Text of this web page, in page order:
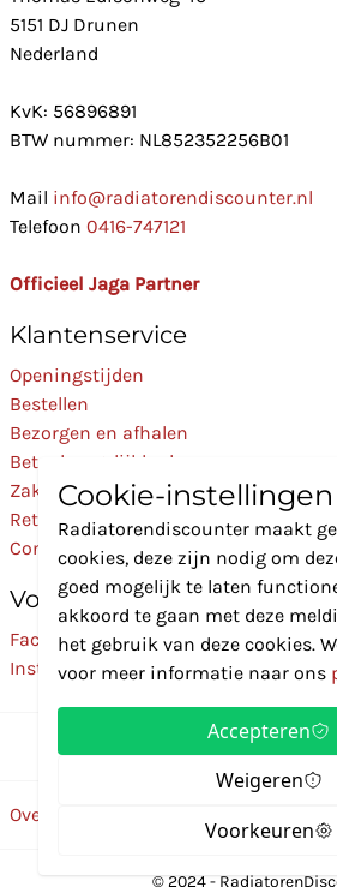
5151 DJ Drunen
Nederland
KvK: 56896891
BTW nummer: NL852352256B01
Mail info@radiatorendiscounter.nl
Telefoon 0416-747121
Officieel Jaga Partner
Klantenservice
Openingstijden
Bestellen
Bezorgen en afhalen
Betaalmogelijkheden
Zakelijk
Retourneren
Contact
Volg Ons
Facebook
Instagram
Over ons
© 2024 -
Cookie-instellingen
Radiatorendiscounter maakt
cookies, deze zijn nodig om
goed mogelijk te laten
akkoord te gaan met deze
het gebruik van deze cookies.
voor meer informatie naar ons
Accepteren
Weigeren
Voorkeuren